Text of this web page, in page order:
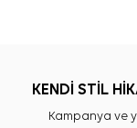
KENDİ STİL
Kampanya ve